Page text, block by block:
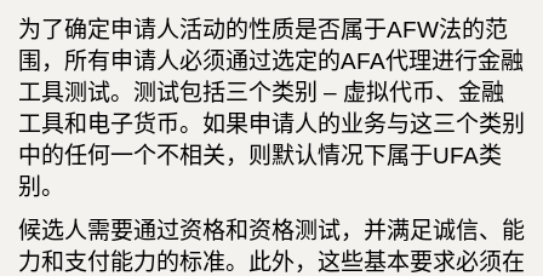
为了确定申请人活动的性质是否属于AFW法的范
围，所有申请人必须通过选定的AFA代理进行金融
工具测试。测试包括三个类别 – 虚拟代币、金融
工具和电子货币。如果申请人的业务与这三个类别
中的任何一个不相关，则默认情况下属于UFA类
别。
候选人需要通过资格和资格测试，并满足诚信、能
力和支付能力的标准。此外，这些基本要求必须在